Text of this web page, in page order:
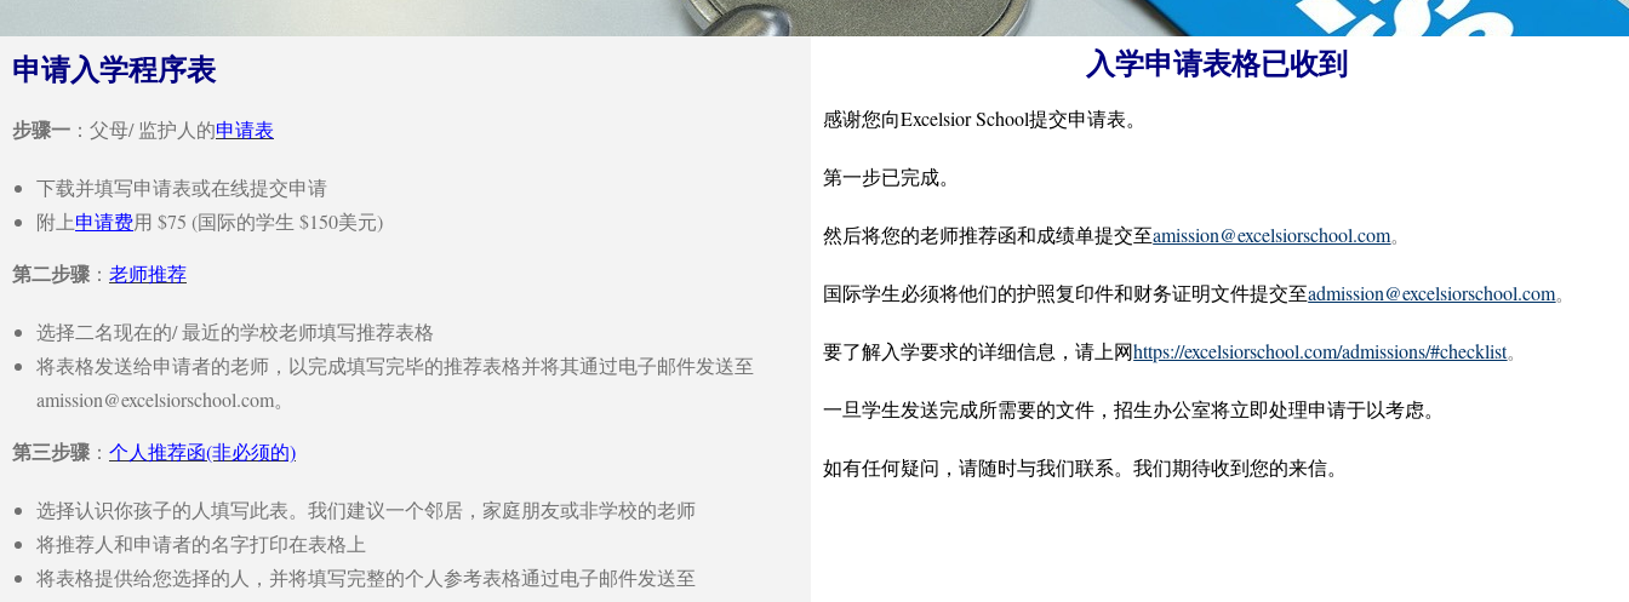
申请入学程序表
步骤一 ：父母/ 监护人的申请表
下载并填写申请表或在线提交申请
附上申请费用 $75 (国际的学生 $150美元)
第二步骤 ： 老师推荐
选择二名现在的/ 最近的学校老师填写推荐表格
将表格发送给申请者的老师，以完成填写完毕的推荐表格并将其通过电子邮件发送至
amission@excelsiorschool.com。
第三步骤 ： 个人推荐函(非必须的)
选择认识你孩子的人填写此表。我们建议一个邻居，家庭朋友或非学校的老师
将推荐人和申请者的名字打印在表格上
将表格提供给您选择的人，并将填写完整的个人参考表格通过电子邮件发送至
入学申请表格已收到
感谢您向Excelsior School提交申请表。
第一步已完成。
然后将您的老师推荐函和成绩单提交至amission@excelsiorschool.com。
国际学生必须将他们的护照复印件和财务证明文件提交至admission@excelsiorschool.com。
要了解入学要求的详细信息，请上网https://excelsiorschool.com/admissions/#checklist。
一旦学生发送完成所需要的文件，招生办公室将立即处理申请于以考虑。
如有任何疑问，请随时与我们联系。我们期待收到您的来信。